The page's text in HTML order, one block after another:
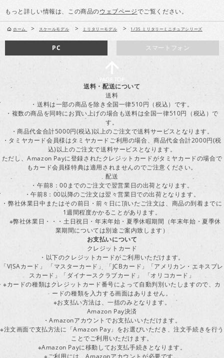
もっと詳しい情報は、この商品のウェブページでご覧ください。
ホーム > スケールモデル > ミリタリーモデル > 1/35 ミリタリーミニチュアシリーズ
スマートフォン
PC
送料・配送について
送料
・送料は一部の商品を除き全国一律510円（税込）です。
・複数の商品を同時にお買い上げの場合も送料は全国一律510円（税込）で
す。
・商品代金合計5000円(税込)以上のご注文で送料サービスとなります。
・タミヤカード会員様はタミヤカードご利用の場合、商品代金合計2000円(税
込)以上のご注文で送料サービスとなります。
ただし、Amazon Payに登録されたクレジットカードがタミヤカードの場合で
もカード会員様特典は適用されませんのでご注意ください。
配送
・午前8：00までのご注文で翌営業日の出荷となります。
・午前8：00以降のご注文は翌々営業日での出荷となります。
・弊社休業日中またはその前日・前々日に頂いたご注文は、商品の到着までに
1週間程度かかることがあります。
※弊社休業日・・・土日祝日・年末年始・夏季休暇期間（年末年始・夏季休
業期間については別途ご案内致します）
お支払いについて
クレジットカード
・以下のクレジットカードがご利用いただけます。
「VISAカード」 「マスターカード」 「JCBカード」「アメリカン・エキスプレ
スカード」「ダイナースクラブカード」 「オリコカード」
※カードの種類はクレジットカード番号によって自動判別いたしますので、カ
ードの種類を入力する画面はありません。
※お支払い方法は、一括のみとなります。
Amazon Pay決済
・Amazonアカウントでお支払いいただけます。
※注文画面で支払方法に「Amazon Pay」をお選びいただき、注文手続きを行う
ことでご利用いただけます。
※Amazon Payに移動してお支払手続きとなります。
※ご利用には、Amazonアカウントが必要です。